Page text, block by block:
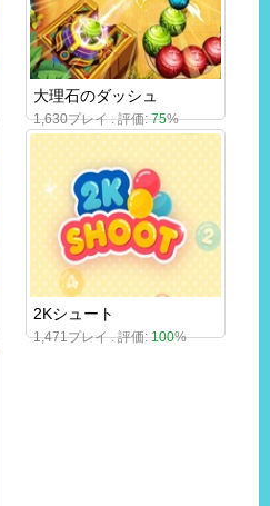
大理石のダッシュ
1,630プレイ . 評価:75%
2Kシュート
1,471プレイ . 評価:100%